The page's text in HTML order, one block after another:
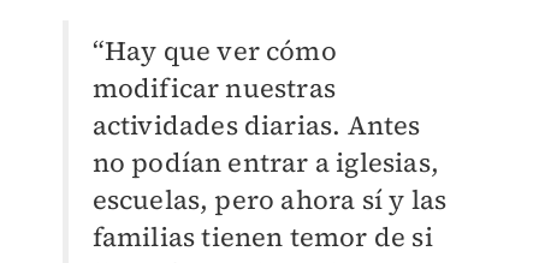
“Hay que ver cómo
modificar nuestras
actividades diarias. Antes
no podían entrar a iglesias,
escuelas, pero ahora sí y las
familias tienen temor de si